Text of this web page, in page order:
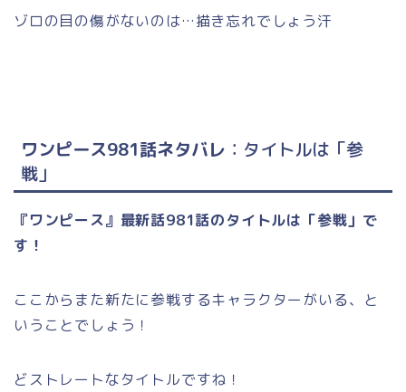
ゾロの目の傷がないのは…描き忘れでしょう汗
ワンピース981話ネタバレ ：タイトルは「参
戦」
『ワンピース』最新話981話のタイトルは「参戦」で
す！
ここからまた新たに参戦するキャラクターがいる、と
いうことでしょう！
どストレートなタイトルですね！